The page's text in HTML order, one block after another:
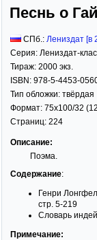
Песнь о
СПб.: Лениздат [в
Серия: Лениздат-
Тираж: 2000 экз.
ISBN: 978-5-4453-
Тип обложки: твёрдая
Формат: 75x100/32
Страниц: 224
Описание:
Поэма.
Содержание:
Генри
стр. 5-219
Словарь
Примечание: